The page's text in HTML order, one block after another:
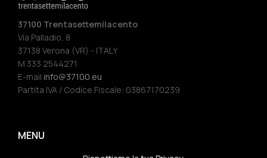
37100 Trentasettemilacento
Via Palladio, 8
37138 Verona (VR) - ITALY
M 333 2544271
E-mail info@37100.eu
Partita IVA / Codice Fiscale: 03867170239
MENU